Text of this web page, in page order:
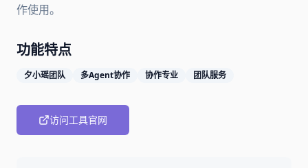
作使用。
功能特点
夕小瑶团队 多Agent协作 协作专业 团队服务
访问工具官网